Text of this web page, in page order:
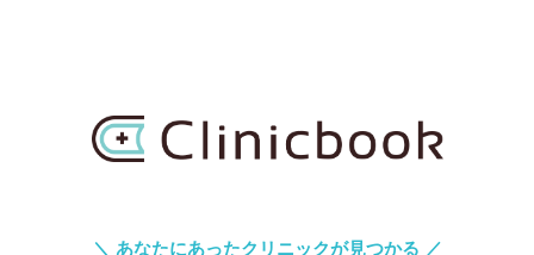
＼ あなたにあったクリニックが見つかる ／